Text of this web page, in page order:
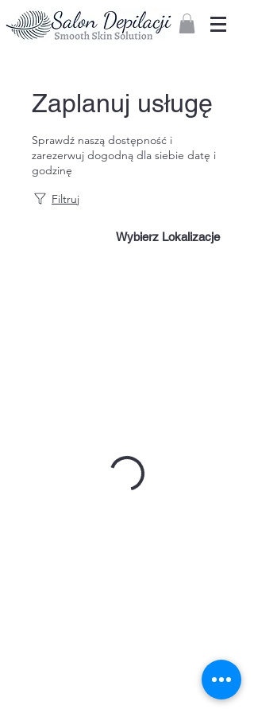
Zaloguj
Zaplanuj usługę
Sprawdź naszą dostępność i
zarezerwuj dogodną dla siebie datę i
godzinę
Filtruj
Wybierz Lokalizacje